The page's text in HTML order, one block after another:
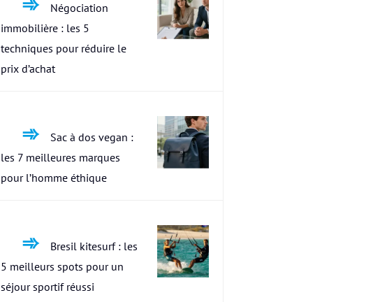
Négociation
immobilière : les 5
techniques pour réduire le
prix d’achat
Sac à dos vegan :
les 7 meilleures marques
pour l’homme éthique
Bresil kitesurf : les
5 meilleurs spots pour un
séjour sportif réussi